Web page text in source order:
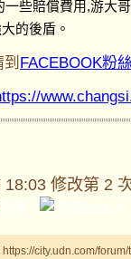
一些賠償費用,游大
的後盾。
FACEBOOK粉
18:03 修改第 2
https://city.udn.com/